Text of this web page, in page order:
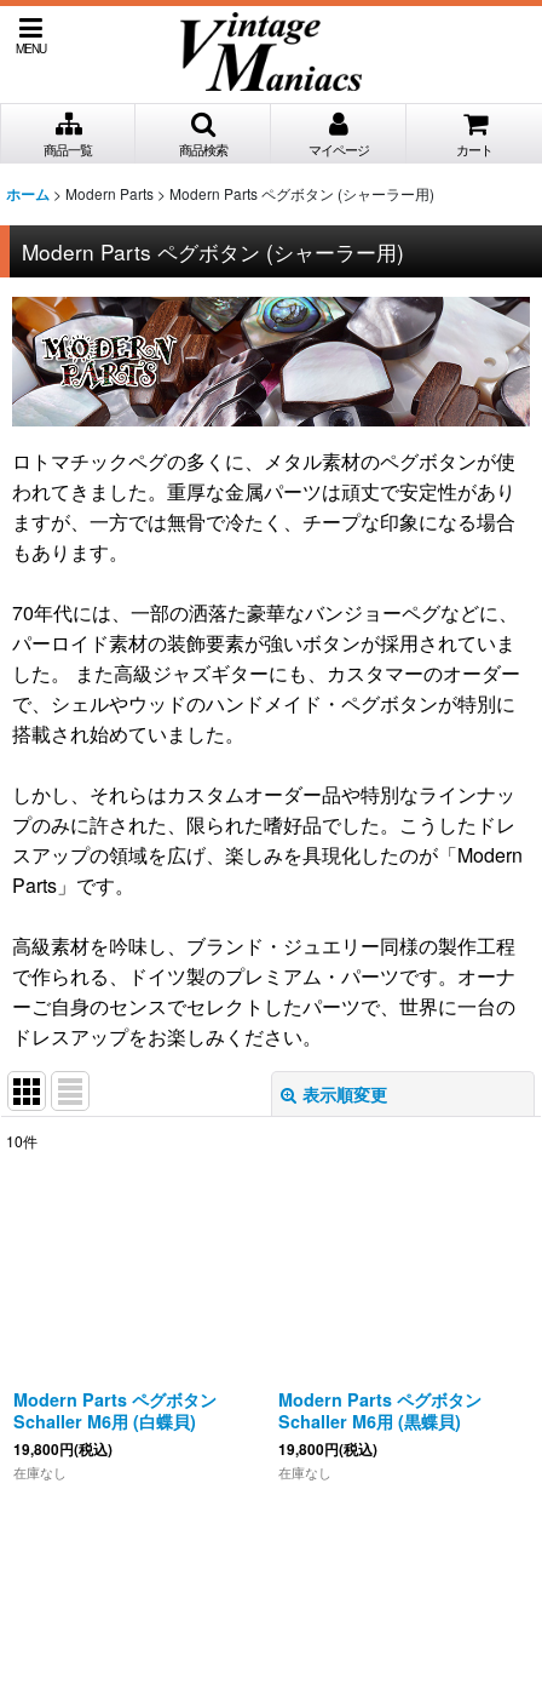
MENU
商品一覧 商品検索 マイページ カート
ホーム > Modern Parts > Modern Parts ペグボタン (シャーラー用)
Modern Parts ペグボタン (シャーラー用)
ロトマチックペグの多くに、メタル素材のペグボタンが使
われてきました。重厚な金属パーツは頑丈で安定性があり
ますが、一方では無骨で冷たく、チープな印象になる場合
もあります。
70年代には、一部の洒落た豪華なバンジョーペグなどに、
パーロイド素材の装飾要素が強いボタンが採用されていま
した。 また高級ジャズギターにも、カスタマーのオーダー
で、シェルやウッドのハンドメイド・ペグボタンが特別に
搭載され始めていました。
しかし、それらはカスタムオーダー品や特別なラインナッ
プのみに許された、限られた嗜好品でした。こうしたドレ
スアップの領域を広げ、楽しみを具現化したのが「Modern
Parts」です。
高級素材を吟味し、ブランド・ジュエリー同様の製作工程
で作られる、ドイツ製のプレミアム・パーツです。オーナ
ーご自身のセンスでセレクトしたパーツで、世界に一台の
ドレスアップをお楽しみください。
表示順変更
10件
Modern Parts ペグボタン
Schaller M6用 (白蝶貝)
19,800円(税込)
在庫なし
Modern Parts ペグボタン
Schaller M6用 (黒蝶貝)
19,800円(税込)
在庫なし